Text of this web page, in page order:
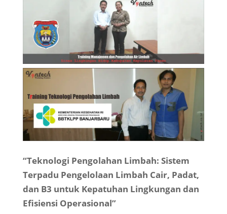
“Teknologi Pengolahan Limbah: Sistem
Terpadu Pengelolaan Limbah Cair, Padat,
dan B3 untuk Kepatuhan Lingkungan dan
Efisiensi Operasional”